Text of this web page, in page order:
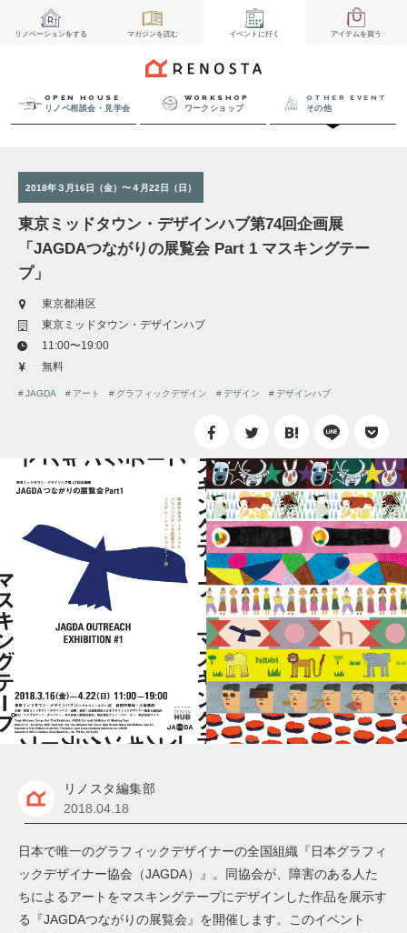
リノベーションをする マガジンを読む イベント に行く アイテムを買う
OPEN HOUSE
リノベ相談会・見学会
WORKSHOP
ワークショップ
OTHER EVENT
その他
2018年３月16日（金）〜４月22日（日）
東京ミッドタウン・デザインハブ第74回企画展
「JAGDAつながりの展覧会 Part 1 マスキングテー
プ」
東京都港区
東京ミッドタウン・デザインハブ
11:00〜19:00
無料
JAGDA アート グラフィックデザイン デザイン デザインハブ
リノスタ編集部
2018.04.18
日本で唯一のグラフィックデザイナーの全国組織『日本グラフィ
ックデザイナー協会（JAGDA）』。同協会が、障害のある人た
ちによるアートをマスキングテープにデザインした作品を展示す
る『JAGDAつながりの展覧会』を開催します。このイベント